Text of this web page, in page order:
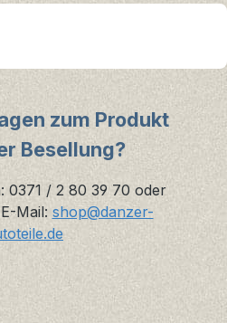
zum Produkt
Besellung?
0371 / 2 80 39 70 oder
Mail: shop@danzer-